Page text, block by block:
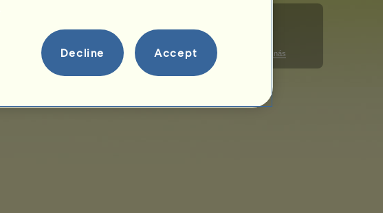
Právní informace Správa souborů cookie Pravidla chování Kontaktujte nás
Decline Accept